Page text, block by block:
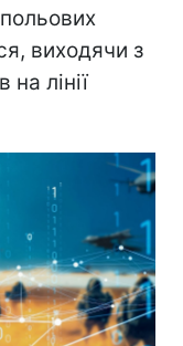
виходячи з
на лінії